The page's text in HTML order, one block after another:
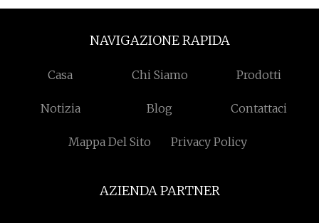
NAVIGAZIONE RAPIDA
Casa Chi Siamo Prodotti
Notizia Blog Contattaci
Mappa Del Sito Privacy Policy
AZIENDA PARTNER